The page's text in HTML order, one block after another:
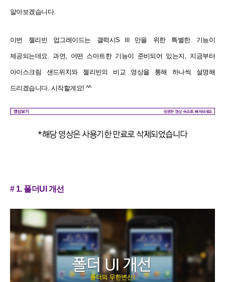
알아보겠습니다.
이번 젤리빈 업그레이드는 갤럭시SⅢ만을 위한 특별한 기능이
제공되는데요. 과연, 어떤 스마트한 기능이 준비되어 있는지, 지금부터
아이스크림 샌드위치와 젤리빈의 비교 영상을 통해 하나씩 설명해
드리겠습니다. 시작할게요! ^^
*해당 영상은 사용기한 만료로 삭제되었습니다
# 1. 폴더UI 개선